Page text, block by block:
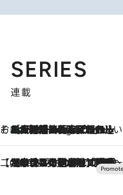
SERIES
連載
そおだよおこの関西おいしい、おやつ紀行
6 Hours Ago
［大阪府箕面市］一皿一皿目の前で仕上げられる、料理を巧みに組み込んだアシェットデセールコース「ミチル アシェット デセール（Michiru assiette dessert）」
【CREA×星野リゾート】唯一無二。癒しと発見が待つ場所へ
2026.8.7
【トンボの足水浴】ヒノキの香りに包まれて涼感マックス！約13℃の湧水かけ流しを避暑地「星野温泉 トンボの湯」で体験